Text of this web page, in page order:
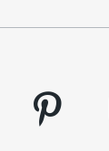
pinterest